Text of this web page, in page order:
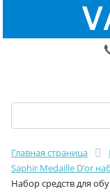
Главная страница
Saphir Medaille D'or
Набор средств для